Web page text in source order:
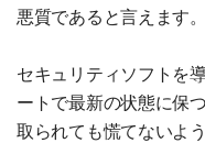
悪質であると言えます。
セキュリティソフトを
ートで最新の状態に保
取られても慌てないよ